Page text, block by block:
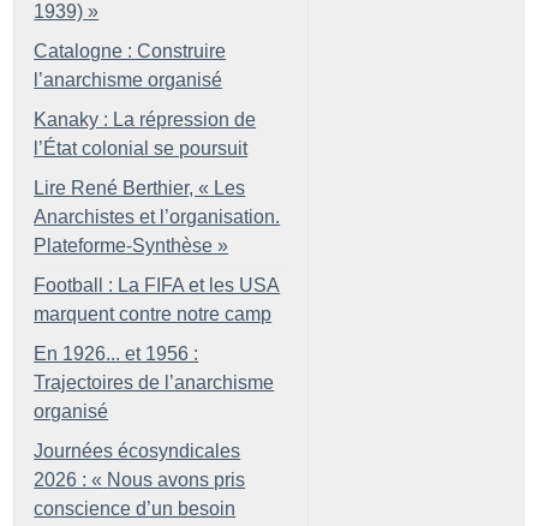
1939) »
Catalogne : Construire
l’anarchisme organisé
Kanaky : La répression de
l’État colonial se poursuit
Lire René Berthier, « Les
Anarchistes et l’organisation.
Plateforme-Synthèse »
Football : La FIFA et les USA
marquent contre notre camp
En 1926... et 1956 :
Trajectoires de l’anarchisme
organisé
Journées écosyndicales
2026 : « Nous avons pris
conscience d’un besoin